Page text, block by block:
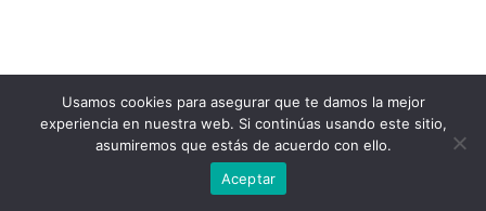
Usamos cookies para asegurar que te damos la mejor
experiencia en nuestra web. Si continúas usando este sitio,
asumiremos que estás de acuerdo con ello.
Aceptar